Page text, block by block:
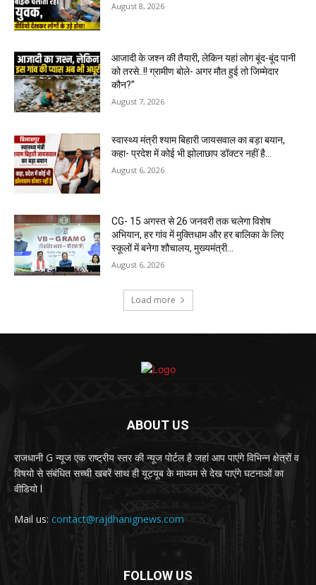
August 8, 2026
आजादी के जश्न की तैयारी, लेकिन यहां लोग बूंद-बूंद पानी
को तरसे..!! ग्रामीण बोले- अगर मौत हुई तो जिम्मेदार
कौन?”
August 7, 2026
स्वास्थ्य मंत्री श्याम बिहारी जायसवाल का बड़ा बयान,
कहा- प्रदेश में कोई भी झोलाछाप डॉक्टर नहीं है…
August 6, 2026
CG- 15 अगस्त से 26 जनवरी तक चलेगा विशेष
अभियान, हर गांव में मुक्तिधाम और हर बालिका के लिए
स्कूलों में बनेगा शौचालय, मुख्यमंत्री...
August 6, 2026
Load more
ABOUT US
राजधानी G न्यूज एक राष्ट्रीय स्तर की न्यूज पोर्टल है जहां आप पाएंगे विभिन्न क्षेत्रों व
विषयो से संबंधित सच्ची खबरें साथ ही यूट्यूब के माध्यम से देख पाएंगे घटनाओं का
वीडियो l
Mail us: contact@rajdhanignews.com
FOLLOW US